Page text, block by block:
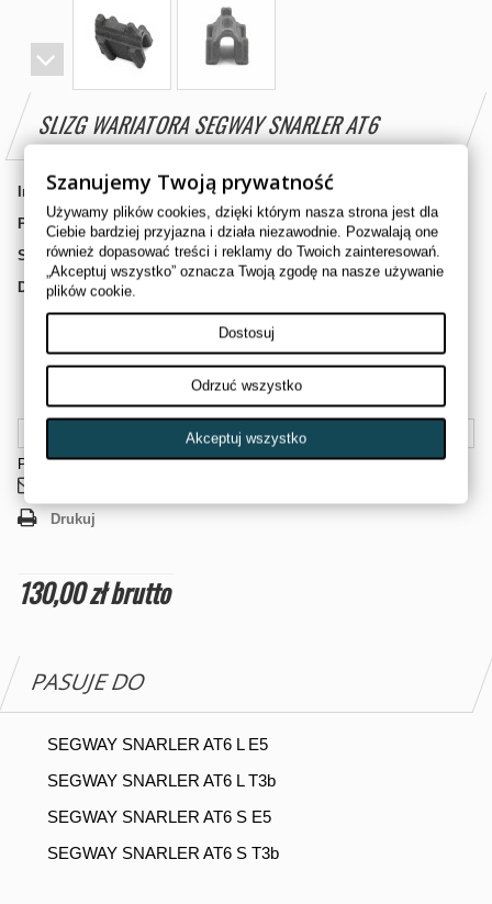
SLIZG WARIATORA SEGWAY SNARLER AT6
Indeks: F01-E102012-000-00
Producent: SEGWAY
Stan: Nowy produkt
Dostępność: Oczekiwanie na dostawę
ORYGINALNY ŚLIZG WARIATORA SEGWAY SNARLER AT6
SEGWAY OE#F01-E102012-000-00
Powiadom mnie kiedy będzie dostępny
Drukuj
130,00 złbrutto
PASUJE DO
SEGWAY SNARLER AT6 L E5
SEGWAY SNARLER AT6 L T3b
SEGWAY SNARLER AT6 S E5
SEGWAY SNARLER AT6 S T3b
Szanujemy Twoją prywatność
Używamy plików cookies, dzięki którym nasza strona jest dla
Ciebie bardziej przyjazna i działa niezawodnie. Pozwalają one
również dopasować treści i reklamy do Twoich zainteresowań.
„Akceptuj wszystko” oznacza Twoją zgodę na nasze używanie
plików cookie.
Dostosuj
Odrzuć wszystko
Akceptuj wszystko